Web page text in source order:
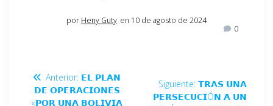
por Heny Guty en 10 de agosto de 2024
0
Anterior: 𝗘𝗟 𝗣𝗟𝗔𝗡
𝗗𝗘 𝗢𝗣𝗘𝗥𝗔𝗖𝗜𝗢𝗡𝗘𝗦
«𝗣𝗢𝗥 𝗨𝗡𝗔 𝗕𝗢𝗟𝗜𝗩𝗜𝗔
Siguiente: 𝗧𝗥𝗔𝗦 𝗨𝗡𝗔
𝗣𝗘𝗥𝗦𝗘𝗖𝗨𝗖𝗜Ó𝗡 𝗔 𝗨𝗡